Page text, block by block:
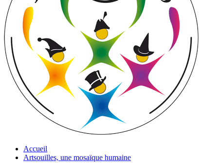
Accueil
Artsouilles, une mosaïque humaine